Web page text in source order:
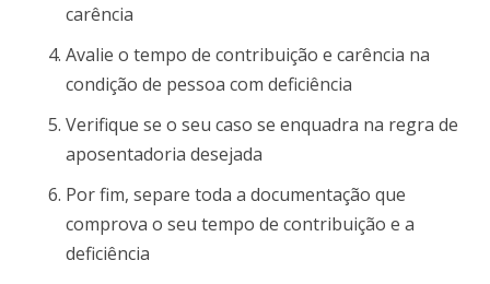
carência
Avalie o tempo de contribuição e carência na
condição de pessoa com deficiência
Verifique se o seu caso se enquadra na regra de
aposentadoria desejada
Por fim, separe toda a documentação que
comprova o seu tempo de contribuição e a
deficiência